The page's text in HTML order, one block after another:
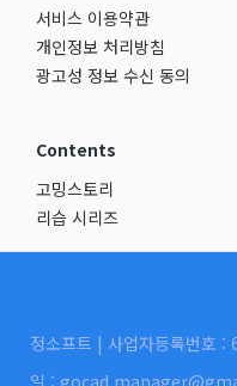
서비스 이용약관
개인정보 처리방침
광고성 정보 수신 동의
Contents
고밍스토리
리습 시리즈
정소프트 | 사업자등록번호
일 :